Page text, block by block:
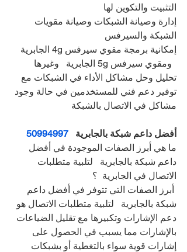
التثبيت والتكوين لها
إدارة وصيانة الشبكات وصيانة مقويات
الشبكة والسيرفس
إمكانية برمجة مقوي سيرفس 4g الجابرية
ومقوي سيرفس 5g الجابرية   وغيرها
تحليل وحل مشاكل الأداء في الشبكات مع
توفير دعم فني للمستخدمين في حالة وجود
مشاكل في الاتصال بالشبكة
أفضل داعم شبكة بالجابرية 50994997
ما هي أبرز الصفات الموجودة في أفضل
داعم شبكة بالجابرية   لتلبية متطلبات
الاتصال في الجابرية  ؟
أبرز الصفات التي تتوفر في أفضل داعم
شبكة بالجابرية   لتلبية متطلبات الاتصال هو
دعم الإشارات وتكبيرها مع تقليل الضياعات
بالإشارات مما يسبب في الحصول على
إشارات قوية سواء بالتغطية أو بشبكات